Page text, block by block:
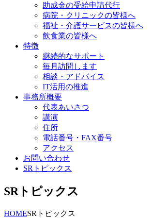
助成金の受給申請代行
病院・クリニックの皆様へ
福祉・介護サービスの皆様へ
飲食業の皆様へ
特徴
継続的なサポート
毎月訪問します
相談・アドバイス
IT活用の推進
事務所概要
代表あいさつ
講演
住所
電話番号・FAX番号
アクセス
お問い合わせ
SRトピックス
SRトピックス
HOMESRトピックス